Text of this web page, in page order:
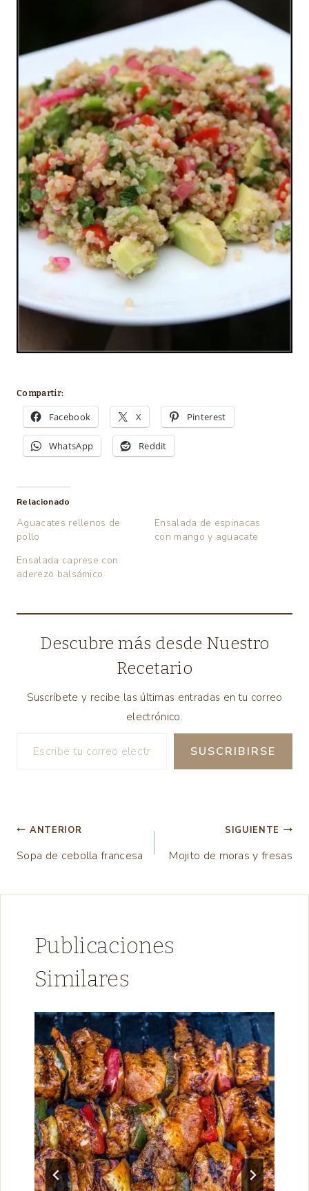
Compartir:
Facebook X Pinterest
WhatsApp Reddit
Relacionado
Aguacates rellenos de
pollo
Ensalada de espinacas
con mango y aguacate
Ensalada caprese con
aderezo balsámico
Descubre más desde Nuestro
Recetario
Suscríbete y recibe las últimas entradas en tu correo
electrónico.
SUSCRIBIRSE
Navegación
de
entradas
ANTERIOR
Sopa de cebolla francesa
SIGUIENTE
Mojito de moras y fresas
Publicaciones
Similares